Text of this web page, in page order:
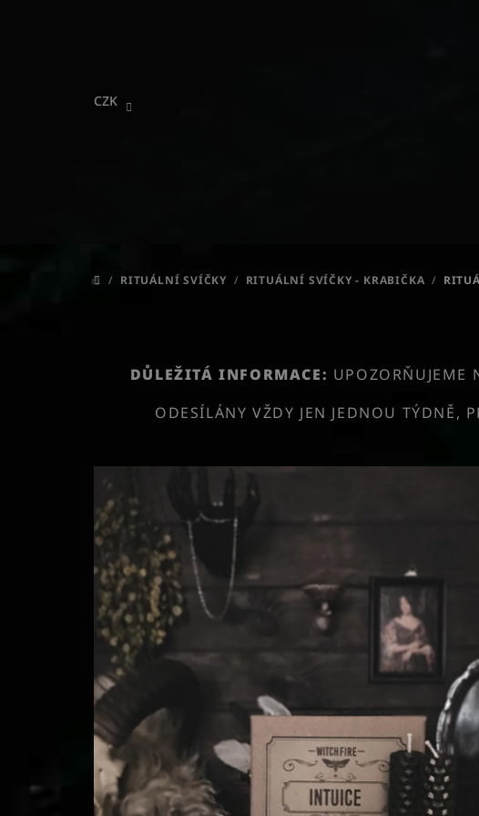
CZK
DOMŮ
/ RITUÁLNÍ SVÍČKY / RITUÁLNÍ SVÍČKY - KRABIČKA /
DŮLEŽITÁ INFORMACE: UPOZORŇUJEME
ODESÍLÁNY VŽDY JEN JEDNOU TÝDNĚ,